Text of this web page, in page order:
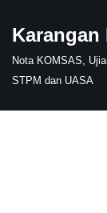
Skip
to
content
Karangan
Nota KOMSAS,
STPM dan UASA